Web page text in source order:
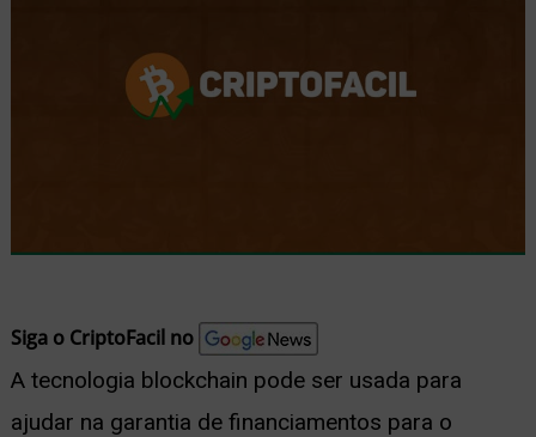
Siga o CriptoFacil no
A tecnologia blockchain pode ser usada para
ajudar na garantia de financiamentos para o